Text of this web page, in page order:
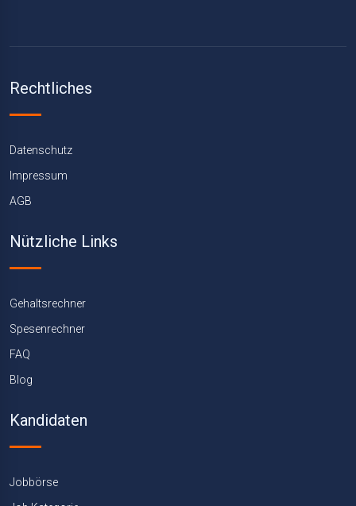
Rechtliches
Datenschutz
Impressum
AGB
Nützliche Links
Gehaltsrechner
Spesenrechner
FAQ
Blog
Kandidaten
Jobbörse